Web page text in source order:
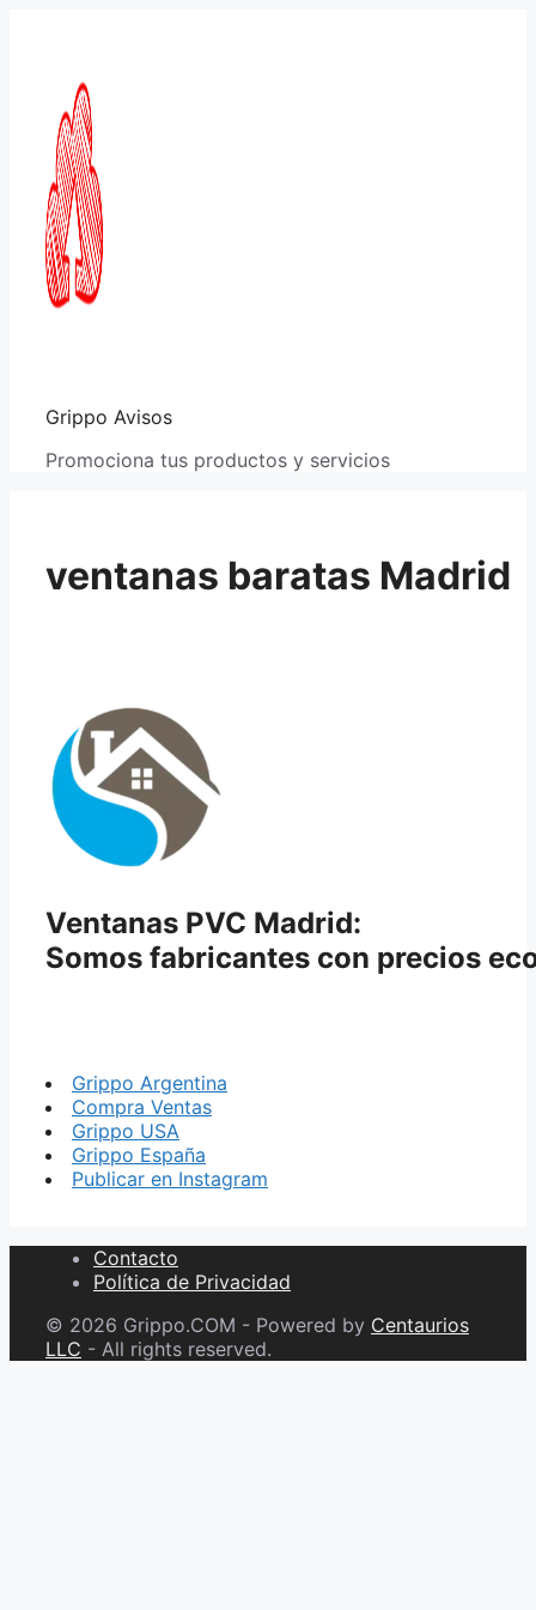
Grippo Avisos
Promociona tus productos y servicios
ventanas baratas Madrid
Ventanas PVC Madrid:
Somos fabricantes con precios
Grippo Argentina
Compra Ventas
Grippo USA
Grippo España
Publicar en Instagram
Contacto
Política de Privacidad
© 2026 Grippo.COM - Powered by Centaurios
LLC - All rights reserved.